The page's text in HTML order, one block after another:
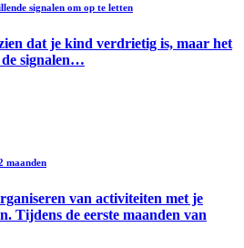
signalen om op te letten
dat je kind verdrietig is, maar het
signalen…
maanden
van activiteiten met je
Tijdens de eerste maanden van